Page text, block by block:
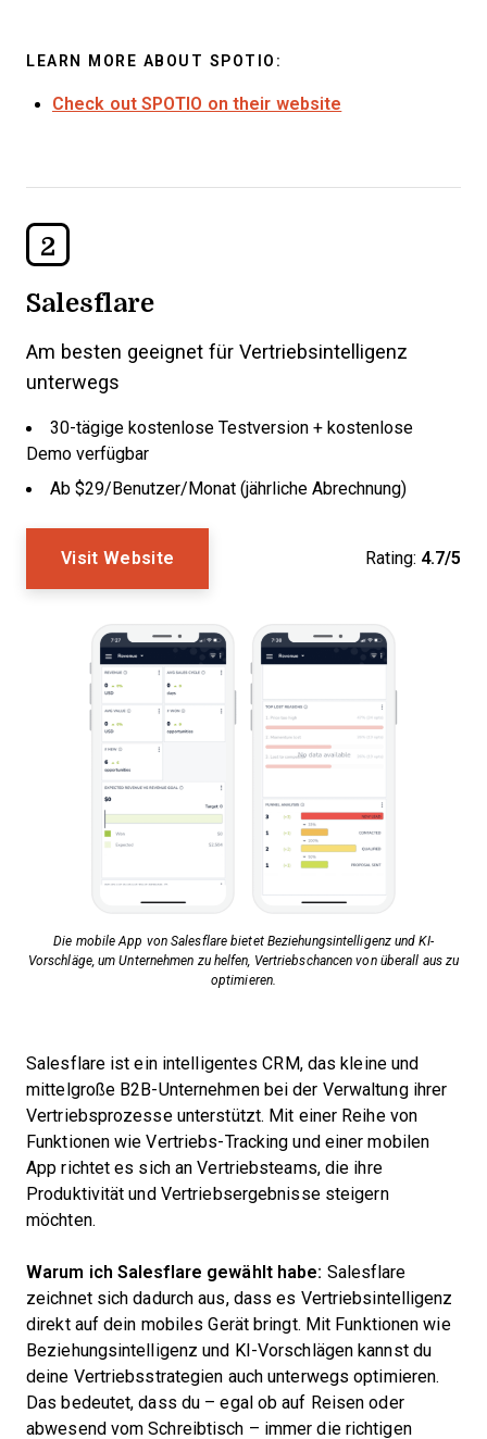
LEARN MORE ABOUT SPOTIO:
Check out SPOTIO on their website
2
Salesflare
Am besten geeignet für Vertriebsintelligenz
unterwegs
30-tägige kostenlose Testversion + kostenlose
Demo verfügbar
Ab $29/Benutzer/Monat (jährliche Abrechnung)
Visit Website Rating: 4.7/5
Die mobile App von Salesflare bietet Beziehungsintelligenz und KI-
Vorschläge, um Unternehmen zu helfen, Vertriebschancen von überall aus zu
optimieren.
Salesflare ist ein intelligentes CRM, das kleine und
mittelgroße B2B-Unternehmen bei der Verwaltung ihrer
Vertriebsprozesse unterstützt. Mit einer Reihe von
Funktionen wie Vertriebs-Tracking und einer mobilen
App richtet es sich an Vertriebsteams, die ihre
Produktivität und Vertriebsergebnisse steigern
möchten.
Warum ich Salesflare gewählt habe: Salesflare
zeichnet sich dadurch aus, dass es Vertriebsintelligenz
direkt auf dein mobiles Gerät bringt. Mit Funktionen wie
Beziehungsintelligenz und KI-Vorschlägen kannst du
deine Vertriebsstrategien auch unterwegs optimieren.
Das bedeutet, dass du – egal ob auf Reisen oder
abwesend vom Schreibtisch – immer die richtigen